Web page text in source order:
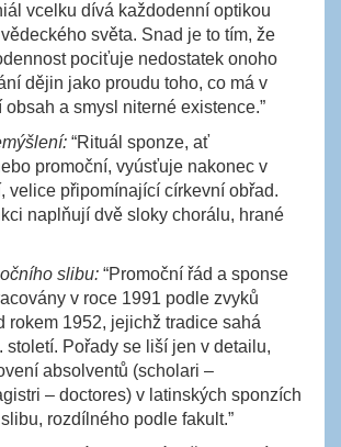
vcelku dívá každodenní optikou
světa. Snad je to tím, že
pociťuje nedostatek onoho
dějin jako proudu toho, co má v
obsah a smysl niterné existence.”
“Rituál sponze, ať
promoční, vyúsťuje nakonec v
velice připomínající církevní obřad.
naplňují dvě sloky chorálu, hrané
slibu: “Promoční řád a sponse
v roce 1991 podle zvyků
rokem 1952, jejichž tradice sahá
století. Pořady se liší jen v detailu,
absolventů (scholari –
– doctores) v latinských sponzích
rozdílného podle fakult.”